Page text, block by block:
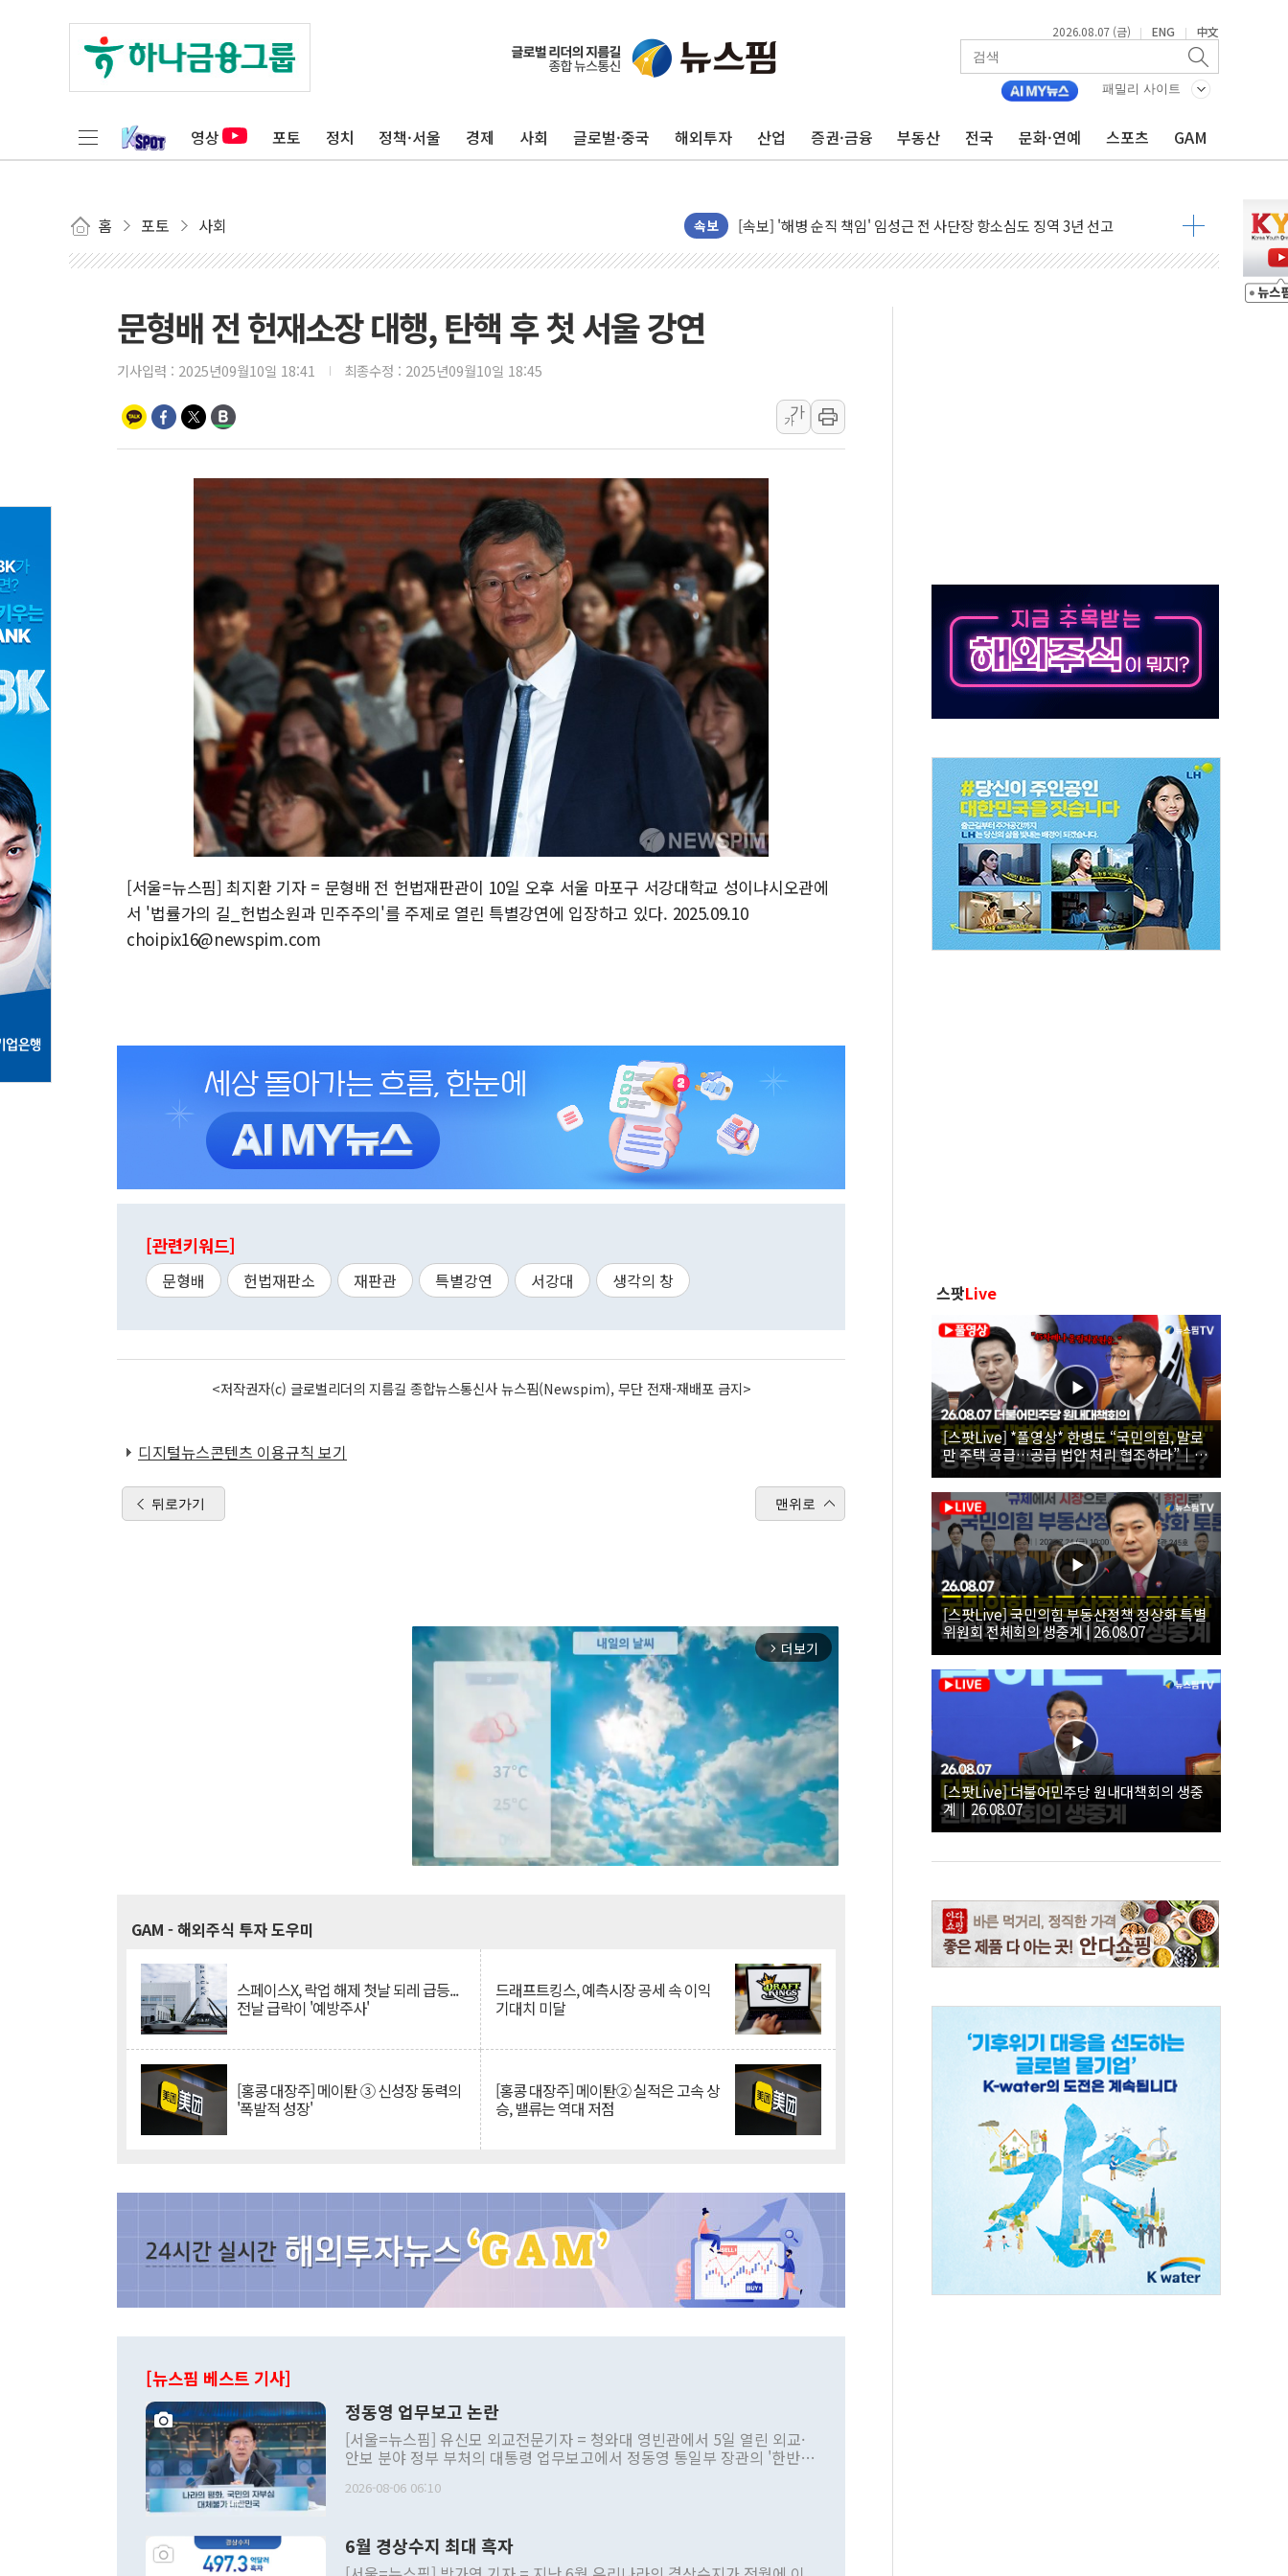
2026.08.07 (금) | ENG | 中文
패밀리 사이트
영상 포토 정치 정책·서울 경제 사회 글로벌·중국 해외투자 산업 증권·금융 부동산 전국 문화·연예 스포츠 GAM
홈 포토 사회 속보
오렌지플래닛 창업재단, 스타트업 지원 프로그램 성료
[속보] '해병 순직 책임' 임성근 전 사단장 항소심도 징역 3년 선고
경찰, '강북구 오피스텔 살인' 50대 남성 구속 송치
"취약계층에 더 가혹한 여름"…구윤철, 쪽방촌 폭염 대응상황 점검
에어프레미아, 호치민 노선 재개...3년 2개월 만
티엠씨, 220억원 규모 美 전력 케이블 수주
[특징주] 2차전지주 동반 강세…배터리3사 일제히 상승
디티앤씨알오, 고려대 구로병원과 AI 정밀의료 협력
中企 졸업해도 세제혜택 3년 더...중기부, '피터팬 증후군' 완화 나선다
[특징주] 엘앤에프, 흑자 전환·LFP 공급 본격화에 15%대 급등
[글로벌 마켓 리포트 8월 7일]
[인사] 기획예산처
"'국평' 분양가가 30억" 드파인 아르티아 15가구 '줍줍' 나왔다
인크로스, 2Q 영업익 28억원 26% ↑..."외형·수익 동반 성장"
대상, 청정원 동물복지 청정유정란 3만5775알 기부
LG 엑사원, 구글·알리바바 제쳤다…산업 예측 AI 잇단 세계 1위
문형배 전 헌재소장 대행, 탄핵 후 첫 서울 강연
기사입력 : 2025년09월10일 18:41 최종수정 : 2025년09월10일 18:45
가
가
[서울=뉴스핌] 최지환 기자 = 문형배 전 헌법재판관이 10일 오후 서울 마포구 서강대학교 성이냐시오관에
서 '법률가의 길_헌법소원과 민주주의'를 주제로 열린 특별강연에 입장하고 있다. 2025.09.10
choipix16@newspim.com
[관련키워드]
문형배 헌법재판소 재판관 특별강연 서강대 생각의 창
<저작권자(c) 글로벌리더의 지름길 종합뉴스통신사 뉴스핌(Newspim), 무단 전재-재배포 금지>
디지털뉴스콘텐츠 이용규칙 보기
뒤로가기 맨위로
arrow_forward_ios 더보기
GAM - 해외주식 투자 도우미
스페이스X, 락업 해제 첫날 되레 급등...
전날 급락이 '예방주사'
드래프트킹스, 예측시장 공세 속 이익
기대치 미달
[홍콩 대장주] 메이퇀 ③ 신성장 동력의
'폭발적 성장'
[홍콩 대장주] 메이퇀② 실적은 고속 상
승, 밸류는 역대 저점
[뉴스핌 베스트 기사]
정동영 업무보고 논란
[서울=뉴스핌] 유신모 외교전문기자 = 청와대 영빈관에서 5일 열린 외교·
안보 분야 정부 부처의 대통령 업무보고에서 정동영 통일부 장관의 '한반도
발언 중에는 정부 내 조율을 거치지 않은 사안을 정책으로 추진하겠다고 공
주의적 희망에 근거한 비현실적 구상'이라는 비판을 내놨다. 그동안 정 장
관의 대북 정책 관련 발언이 물의를 빚은 적은 여러 번 있지만 대통령과 유
2026-08-06 06:10
6월 경상수지 최대 흑자
스팟Live
[스팟Live] *풀영상* 한병도 “국민의힘, 말로
만 주택 공급…공급 법안 처리 협조하라”｜
26.08.07 더불어민주당 원내대책회의
[스팟Live] 국민의힘 부동산정책 정상화 특별
위원회 전체회의 생중계 | 26.08.07
[스팟Live] 더불어민주당 원내대책회의 생중
계｜26.08.07